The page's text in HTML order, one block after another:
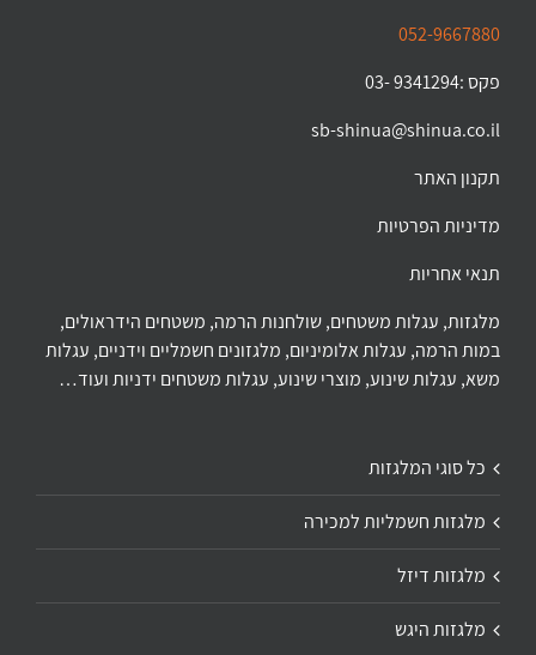
052-9667880
פקס :9341294 -03
sb-shinua@shinua.co.il
תקנון האתר
מדיניות הפרטיות
תנאי אחריות
מלגזות, עגלות משטחים, שולחנות הרמה, משטחים הידראולים,
במות הרמה, עגלות אלומיניום, מלגזונים חשמליים וידניים, עגלות
משא, עגלות שינוע, מוצרי שינוע, עגלות משטחים ידניות ועוד…
כל סוגי המלגזות
מלגזות חשמליות למכירה
מלגזות דיזל
מלגזות היגש